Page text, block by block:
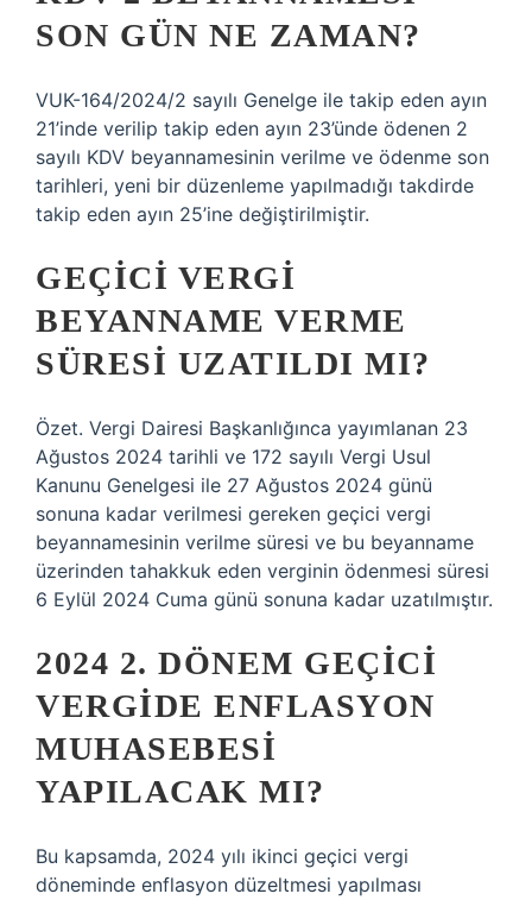
SON GÜN NE ZAMAN?
VUK-164/2024/2 sayılı Genelge ile takip eden ayın
21’inde verilip takip eden ayın 23’ünde ödenen 2
sayılı KDV beyannamesinin verilme ve ödenme son
tarihleri, yeni bir düzenleme yapılmadığı takdirde
takip eden ayın 25’ine değiştirilmiştir.
GEÇICI VERGI
BEYANNAME VERME
SÜRESI UZATILDI MI?
Özet. Vergi Dairesi Başkanlığınca yayımlanan 23
Ağustos 2024 tarihli ve 172 sayılı Vergi Usul
Kanunu Genelgesi ile 27 Ağustos 2024 günü
sonuna kadar verilmesi gereken geçici vergi
beyannamesinin verilme süresi ve bu beyanname
üzerinden tahakkuk eden verginin ödenmesi süresi
6 Eylül 2024 Cuma günü sonuna kadar uzatılmıştır.
2024 2. DÖNEM GEÇICI
VERGIDE ENFLASYON
MUHASEBESI
YAPILACAK MI?
Bu kapsamda, 2024 yılı ikinci geçici vergi
döneminde enflasyon düzeltmesi yapılması